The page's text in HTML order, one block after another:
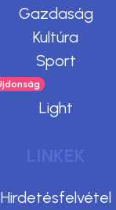
Gazdaság
Kultúra
Sport
Light
LINKEK
Hirdetésfelvétel